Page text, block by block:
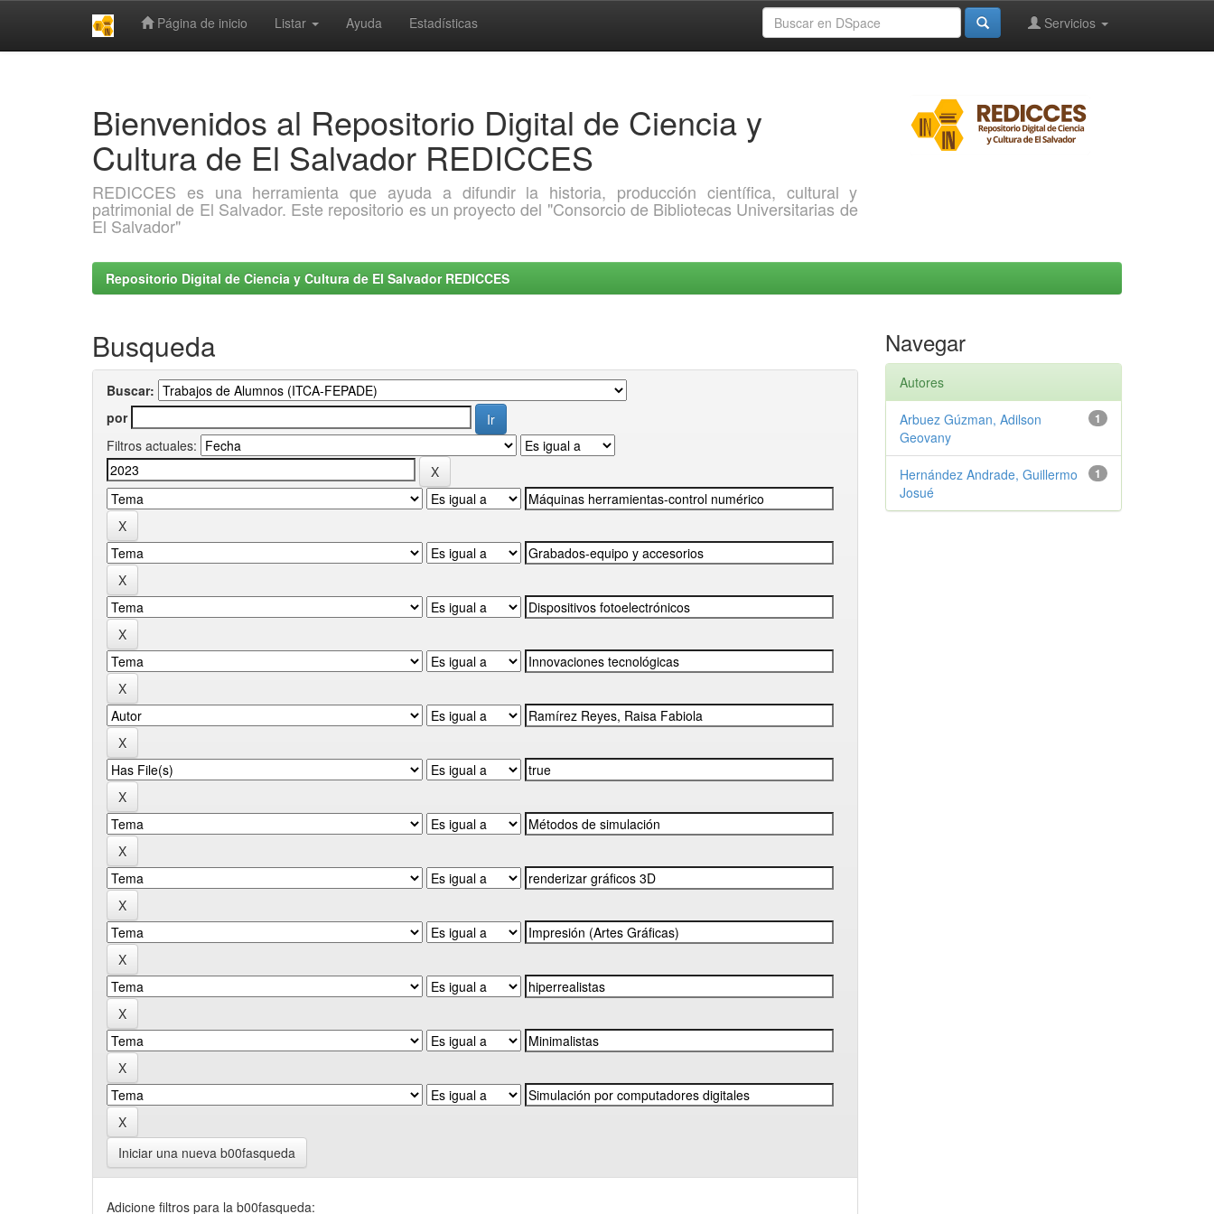
Página de inicio Listar Ayuda Estadísticas Servicios
Bienvenidos al Repositorio Digital de Ciencia y
Cultura de El Salvador REDICCES
REDICCES es una herramienta que ayuda a difundir la historia, producción científica, cultural y
patrimonial de El Salvador. Este repositorio es un proyecto del "Consorcio de Bibliotecas Universitarias de
El Salvador"
Repositorio Digital de Ciencia y Cultura de El Salvador REDICCES
Busqueda
Buscar:
por
Filtros actuales:
Iniciar una nueva b00fasqueda
Adicione filtros para la b00fasqueda:
Navegar
Autores
1
Arbuez Gúzman, Adilson
Geovany
1
Hernández Andrade, Guillermo
Josué